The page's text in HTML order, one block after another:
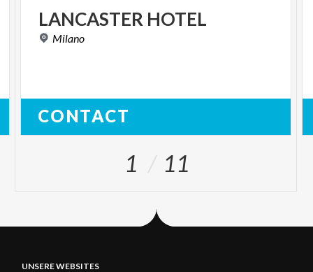
LANCASTER HOTEL
Milano
CONTACT
1 11
UNSERE WEBSITES